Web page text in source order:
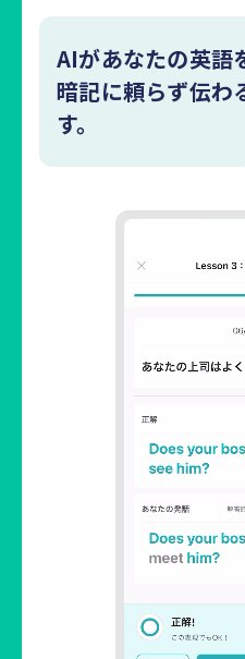
AIがあなたの英語
暗記に頼らず伝わ
す。